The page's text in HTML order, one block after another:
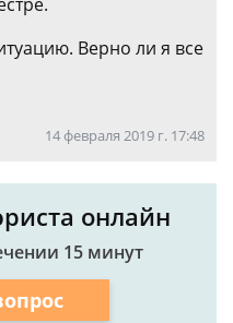
Верно ли я все
14 февраля 2019 г. 17:48
онлайн
15 минут